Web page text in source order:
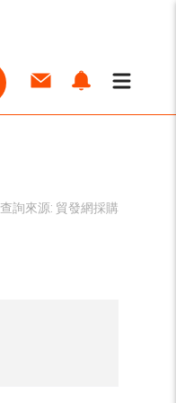
查詢來源: 貿發網採購